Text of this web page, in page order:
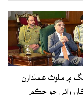
۾ ملوث عملدارن
جو حڪم